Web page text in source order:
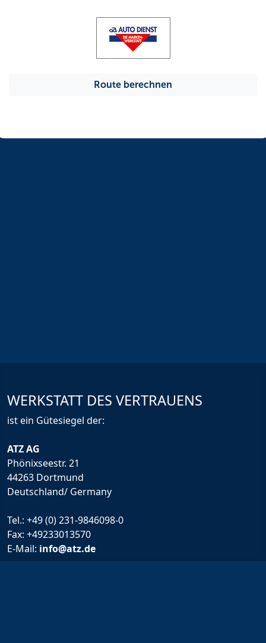
Route berechnen
WERKSTATT DES VERTRAUENS
ist ein Gütesiegel der:
ATZ AG
Phönixseestr. 21
44263 Dortmund
Deutschland/ Germany
Tel.: +49 (0) 231-9846098-0
Fax: +49233013570
E-Mail: info@atz.de